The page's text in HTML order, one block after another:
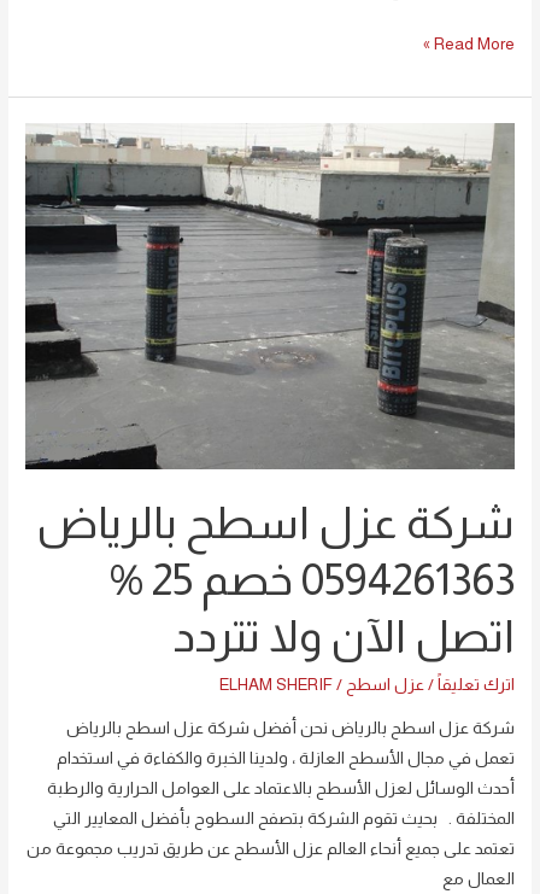
Read More »
شركة عزل اسطح بالرياض
0594261363 خصم 25 %
اتصل الآن ولا تتردد
اترك تعليقاً /عزل اسطح /
ELHAM SHERIF
شركة عزل اسطح بالرياض نحن أفضل شركة عزل اسطح بالرياض
تعمل في مجال الأسطح العازلة ، ولدينا الخبرة والكفاءة في استخدام
أحدث الوسائل لعزل الأسطح بالاعتماد على العوامل الحرارية والرطبة
المختلفة . بحيث تقوم الشركة بتصفح السطوح بأفضل المعايير التي
تعتمد على جميع أنحاء العالم عزل الأسطح عن طريق تدريب مجموعة من
العمال مع
شركة
عزل
اسطح
بالرياض
0594261363
25
%
اتصل
الآن
ولا
تتردد